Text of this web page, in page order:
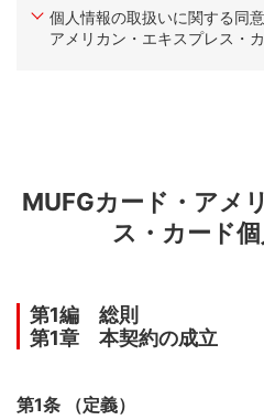
第4条 （特約）
第2節 会員の義務
第1款 カード等の管理等
第9条 （カードの再発行）
第11条 （子カード）
個人情報の取扱いに関する同
アメリカン・エキスプレス・カ
MUFGカード・アメ
ス・カード
第1編 総則
第1章 本契約の成立
第1条 （定義）